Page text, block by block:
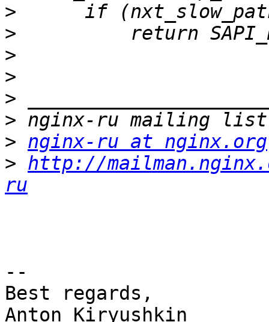
>
>
>
>
>
>
> nginx-ru at nginx.org
> http://
ru
--
Best regards,
Anton Kiryushkin